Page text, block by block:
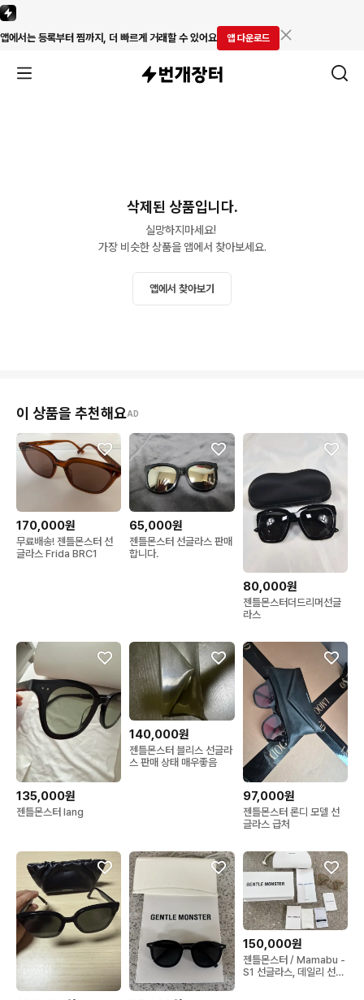
앱에서는 등록부터 찜까지, 더 빠르게 거래할 수 있어요 앱 다운로드
삭제된 상품입니다.
실망하지마세요!
가장 비슷한 상품을 앱에서 찾아보세요.
앱에서 찾아보기
이 상품을 추천해요AD
170,000원
무료배송! 젠틀몬스터 선
글라스 Frida BRC1
65,000원
젠틀몬스터 선글라스 판매
합니다.
80,000원
젠틀몬스터더드리머선글
라스
135,000원
젠틀몬스터 lang
140,000원
젠틀몬스터 블리스 선글라
스 판매 상태 매우좋음
97,000원
젠틀몬스터 론디 모델 선
글라스 급처
150,000원
젠틀몬스터 / Mamabu -
S1 선글라스, 데일리 선글